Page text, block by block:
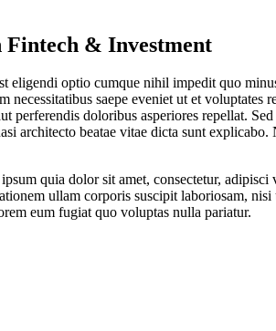
& Investment
eligendi optio cumque nihil impedit quo
necessitatibus saepe eveniet ut et
perferendis doloribus asperiores repellat.
architecto beatae vitae dicta sunt
quia dolor sit amet, consectetur,
ullam corporis suscipit laboriosam,
eum fugiat quo voluptas nulla pariatur.